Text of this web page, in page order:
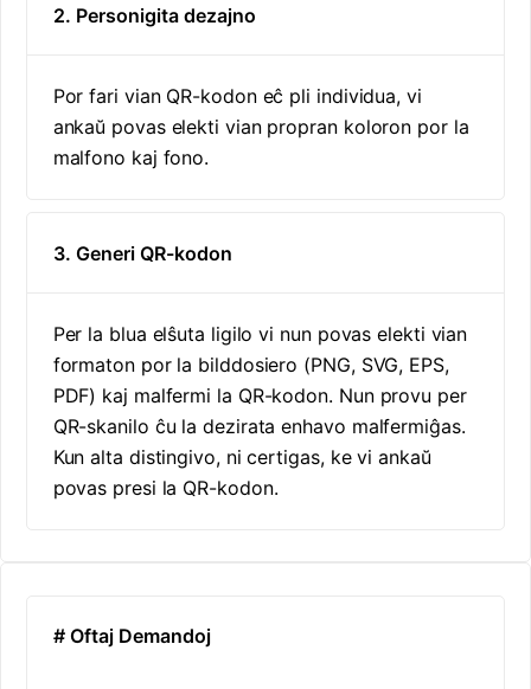
2. Personigita dezajno
Por fari vian QR-kodon eĉ pli individua, vi
ankaŭ povas elekti vian propran koloron por la
malfono kaj fono.
3. Generi QR-kodon
Per la blua elŝuta ligilo vi nun povas elekti vian
formaton por la bilddosiero (PNG, SVG, EPS,
PDF) kaj malfermi la QR-kodon. Nun provu per
QR-skanilo ĉu la dezirata enhavo malfermiĝas.
Kun alta distingivo, ni certigas, ke vi ankaŭ
povas presi la QR-kodon.
# Oftaj Demandoj